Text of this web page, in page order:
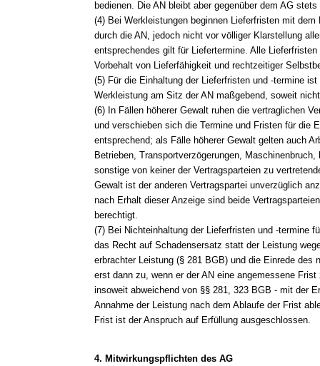
bedienen. Die AN bleibt aber gegenüber dem AG
(4) Bei Werkleistungen beginnen Lieferfristen mit
durch die AN, jedoch nicht vor völliger Klarstellung
entsprechendes gilt für Liefertermine. Alle
Vorbehalt von Lieferfähigkeit und rechtzeitiger
(5) Für die Einhaltung der Lieferfristen und -termine
Werkleistung am Sitz der AN maßgebend, soweit
(6) In Fällen höherer Gewalt ruhen die vertraglichen
und verschieben sich die Termine und Fristen für die
entsprechend; als Fälle höherer Gewalt gelten auch
Betrieben, Transportverzögerungen,
sonstige von keiner der Vertragsparteien zu
Gewalt ist der anderen Vertragspartei unverzüglich
nach Erhalt dieser Anzeige sind beide
berechtigt.
(7) Bei Nichteinhaltung der Lieferfristen und -termine
das Recht auf Schadensersatz statt der Leistung
erbrachter Leistung (§ 281 BGB) und die Einrede des
erst dann zu, wenn er der AN eine angemessene
insoweit abweichend von §§ 281, 323 BGB - mit der
Annahme der Leistung nach dem Ablaufe der Frist
Frist ist der Anspruch auf Erfüllung ausgeschlossen.
4. Mitwirkungspflichten des AG